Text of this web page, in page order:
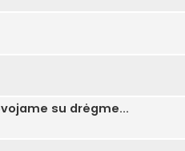
su drėgme...